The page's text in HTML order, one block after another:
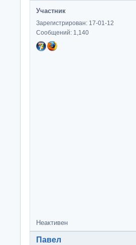
Участник
Зарегистрирован: 17-01-12
Сообщений: 1,140
Неактивен
Павел